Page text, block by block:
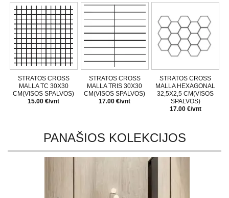
STRATOS CROSS
MALLA TC 30X30
CM(VISOS SPALVOS)
15.00 €/vnt
STRATOS CROSS
MALLA TRIS 30X30
CM(VISOS SPALVOS)
17.00 €/vnt
STRATOS CROSS
MALLA HEXAGONAL
32,5X2,5 CM(VISOS
SPALVOS)
17.00 €/vnt
PANAŠIOS KOLEKCIJOS